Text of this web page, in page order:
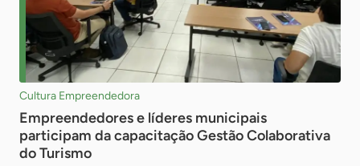
Cultura Empreendedora
Empreendedores e líderes municipais
participam da capacitação Gestão Colaborativa
do Turismo